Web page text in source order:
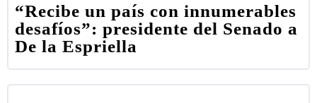
“Recibe un país con innumerables
desafíos”: presidente del Senado a
De la Espriella